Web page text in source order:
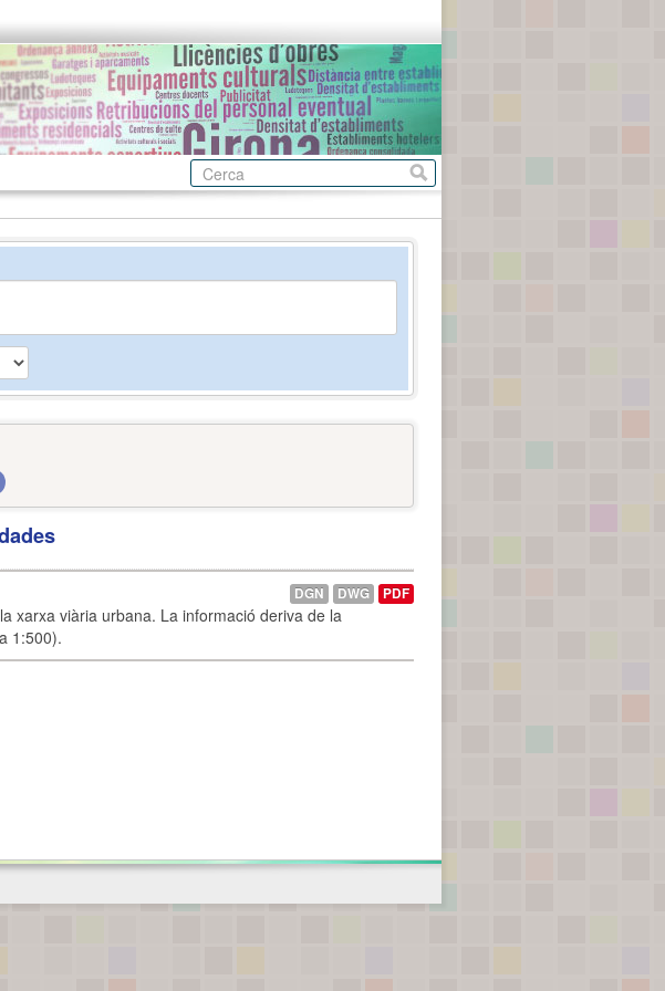
xarxa viària urbana. La informació deriva de la
1:500).
DGN DWG PDF